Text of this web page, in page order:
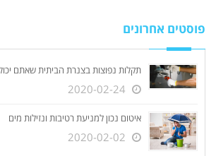
פוסטים אחרונים
איטום נכון למניעת רטיבות ונזילות מים